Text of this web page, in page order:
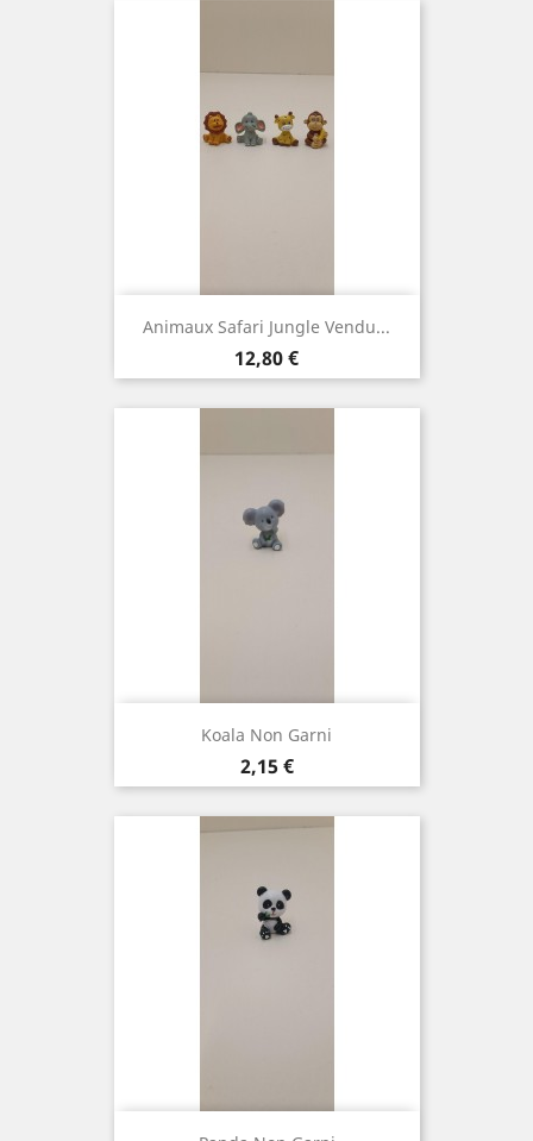
Animaux Safari Jungle Vendu...
Prix
12,80 €
Koala Non Garni
Prix
2,15 €